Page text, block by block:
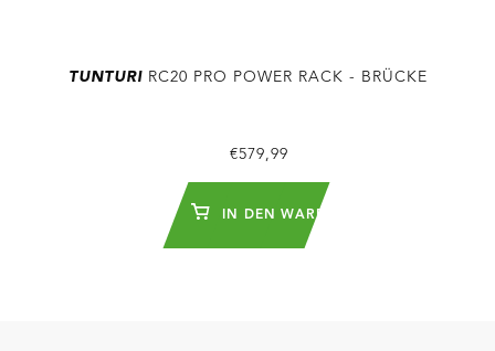
TUNTURIRC20 PRO POWER RACK - BRÜCKE
€579,99
IN DEN WARENKORB